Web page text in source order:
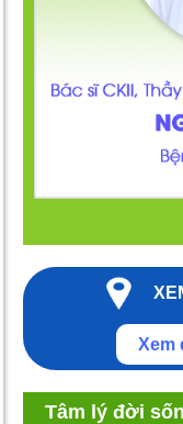
Xem
Tâm lý đời